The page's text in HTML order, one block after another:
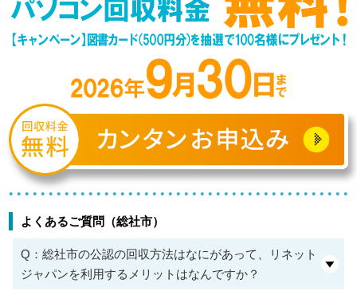
よくあるご質問（総社市）
Q：総社市の公認の回収方法はなにがあって、リネット
ジャパンを利用するメリットはなんですか？